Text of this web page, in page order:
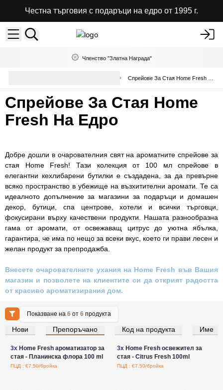
Честна търговия с подаръци на едро от 1995 г.
Членство "Златна Награда"
Спрейове За Стая Home
Fresh На Едро
Добре дошли в очарователния свят на ароматните спрейове за
стая Home Fresh! Тази колекция от 100 мл спрейове в
елегантни кехлибарени бутилки е създадена, за да превърне
всяко пространство в убежище на възхитителни аромати. Те са
идеалното допълнение за магазини за подаръци и домашен
декор, бутици, спа центрове, хотели и всички търговци,
фокусирани върху качествени продукти. Нашата разнообразна
гама от аромати, от освежаващ цитрус до уютна ябълка,
гарантира, че има по нещо за всеки вкус, което ги прави лесен и
желан продукт за препродажба.
Внесете очарователните ухания на Home Fresh във Вашия
магазин и позволете на клиентите си да открият радостта
от красиво ароматизирания дом.
Показване на6 от6 продукта
Нови Препоръчано Код на продукта Име
Влезте за цени на едро
3xHome Fresh ароматизатор за
стая - Планинска флора 100 ml
ПЦД : €7.50/бройка
Влезте за цени на едро
3xHome Fresh освежител за
стая - Citrus Fresh 100ml
ПЦД : €7.50/бройка